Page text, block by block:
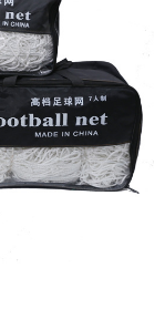
5 jugadores
de
5mm para 7
de 2],5mm
11
de
y extra
[2
de 7